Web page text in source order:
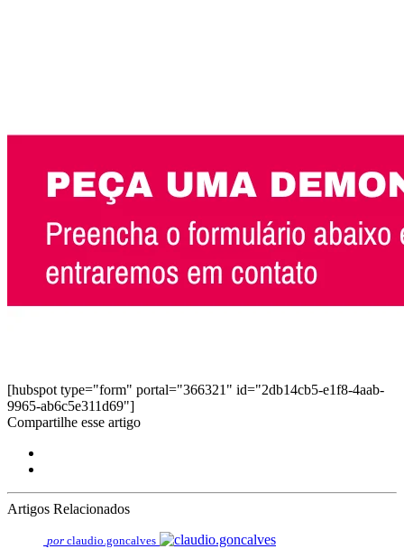
[hubspot type="form" portal="366321" id="2db14cb5-e1f8-4aab-
9965-ab6c5e311d69"]
Compartilhe esse artigo
Artigos Relacionados
por claudio.goncalves